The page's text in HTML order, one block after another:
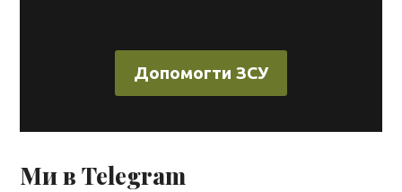
Допомогти ЗСУ
Ми в Telegram